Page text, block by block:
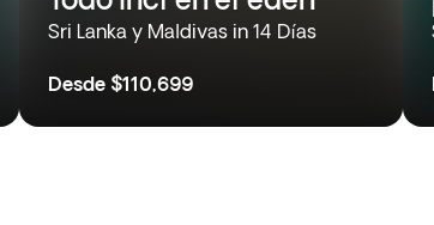
Sri Lanka y Maldivas in 14 Días
Desde $110,699